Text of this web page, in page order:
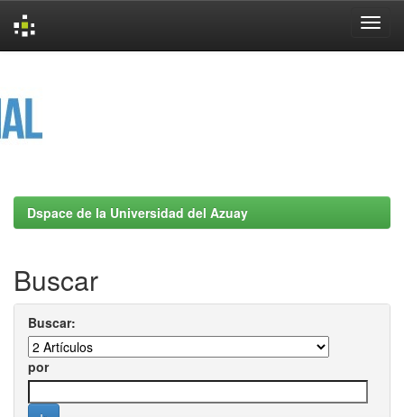
Dspace de la Universidad del Azuay
Buscar
Buscar:
por